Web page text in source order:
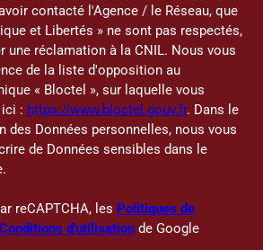
contacté l'Agence / le Réseau, que
et Libertés » ne sont pas respectés,
une réclamation à la CNIL. Nous vous
de la liste d'opposition au
« Bloctel », sur laquelle vous
: https://www.bloctel.gouv.fr. Dans le
des Données personnelles, nous vous
de Données sensibles dans le
reCAPTCHA, les Politiques de
Conditions d'utilisation de Google